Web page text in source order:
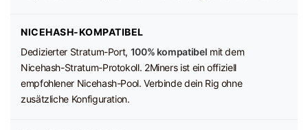
NICEHASH-KOMPATIBEL
Dedizierter Stratum-Port, 100% kompatibel mit dem
Nicehash-Stratum-Protokoll. 2Miners ist ein offiziell
empfohlener Nicehash-Pool. Verbinde dein Rig ohne
zusätzliche Konfiguration.